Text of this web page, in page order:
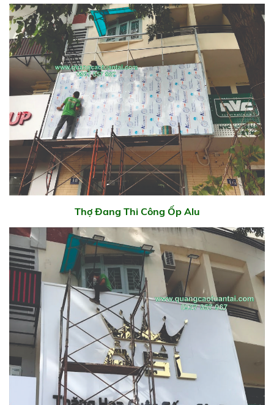
Thợ Đang Thi Công Ốp Alu